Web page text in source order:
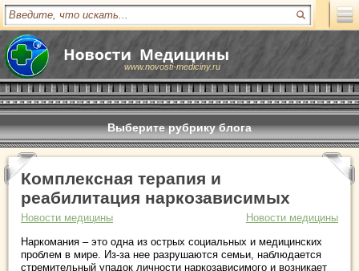
www.novosti-mediciny.ru
Выберите рубрику блога
Комплексная терапия и
реабилитация наркозависимых
Новости медицины
Новости медицины
Наркомания – это одна из острых социальных и медицинских
проблем в мире. Из-за нее разрушаются семьи, наблюдается
стремительный упадок личности наркозависимого и возникает